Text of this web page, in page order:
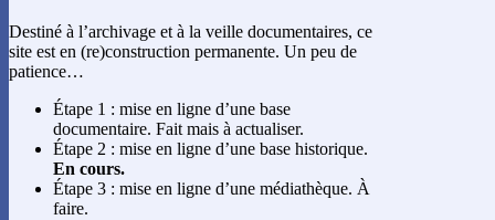
Destiné à l’archivage et à la veille documentaires, ce
site est en (re)construction permanente. Un peu de
patience…
Étape 1 : mise en ligne d’une base
documentaire. Fait mais à actualiser.
Étape 2 : mise en ligne d’une base historique.
En cours.
Étape 3 : mise en ligne d’une médiathèque. À
faire.